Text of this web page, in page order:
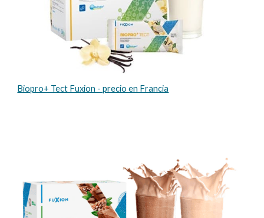
Biopro+ Tect Fuxion - precio en Francia